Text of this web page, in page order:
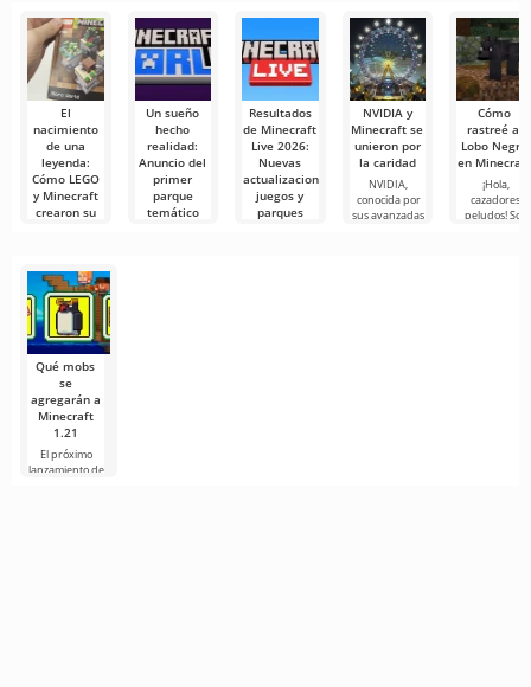
El
nacimiento
de una
leyenda:
Cómo LEGO
y Minecraft
crearon su
Micro World
Dos de los
mayores
sandbox de la
actualidad
Un sueño
hecho
realidad:
Anuncio del
primer
parque
temático
Resultados
de Minecraft
Live 2026:
Nuevas
actualizaciones,
juegos y
parques
NVIDIA y
Minecraft se
unieron por
la caridad
NVIDIA,
conocida por
sus avanzadas
Cómo
rastreé al
Lobo Negro
en Minecraft
¡Hola,
cazadores
peludos! Soy
Qué mobs
se
agregarán a
Minecraft
1.21
El próximo
lanzamiento de